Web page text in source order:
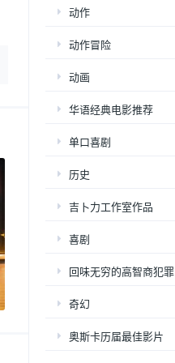
动作
动作冒险
动画
华语经典电影推荐
单口喜剧
历史
吉卜力工作室作品
喜剧
回味无穷的高智商犯罪
奇幻
奥斯卡历届最佳影片